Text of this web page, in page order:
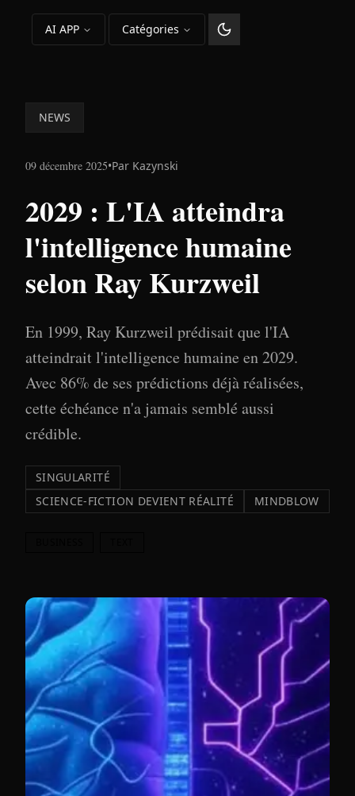
AI APP Catégories
Changer le thème
NEWS
09 décembre 2025•Par Kazynski
2029 : L'IA atteindra
l'intelligence humaine
selon Ray Kurzweil
En 1999, Ray Kurzweil prédisait que l'IA
atteindrait l'intelligence humaine en 2029.
Avec 86% de ses prédictions déjà réalisées,
cette échéance n'a jamais semblé aussi
crédible.
SINGULARITÉ
SCIENCE-FICTION DEVIENT RÉALITÉ
MINDBLOW